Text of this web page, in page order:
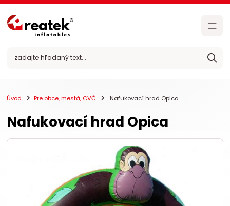
Úvod Pre obce, mestá, CVČ Nafukovací hrad Opica
Nafukovací hrad Opica